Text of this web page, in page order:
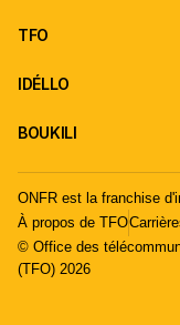
TFO
IDÉLLO
BOUKILI
ONFR est la franchise
À propos de TFO
© Office des
(TFO) 2026